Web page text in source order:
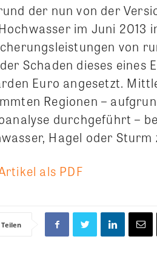
der nun von der
im Juni 2013
von
Schaden dieses eines
Euro angesetzt.
Regionen –
durchgeführt –
Hagel oder Sturm
als PDF
Teilen